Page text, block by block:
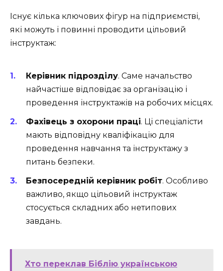
Існує кілька ключових фігур на підприємстві,
які можуть і повинні проводити цільовий
інструктаж:
Керівник підрозділу. Саме начальство
найчастіше відповідає за організацію і
проведення інструктажів на робочих місцях.
Фахівець з охорони праці. Ці спеціалісти
мають відповідну кваліфікацію для
проведення навчання та інструктажу з
питань безпеки.
Безпосередній керівник робіт. Особливо
важливо, якщо цільовий інструктаж
стосується складних або нетипових
завдань.
Хто переклав Біблію українською